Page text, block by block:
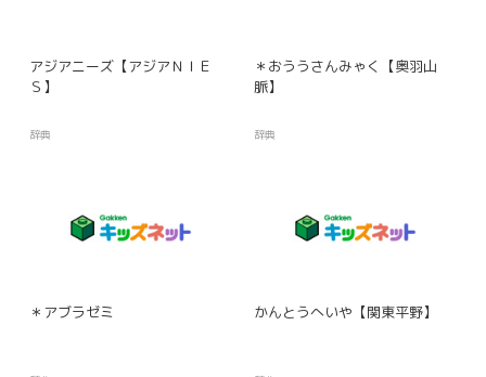
アジアニーズ【アジアＮＩＥ
Ｓ】
辞典
＊おううさんみゃく【奥羽山
脈】
辞典
＊アブラゼミ かんとうへいや【関東平野】